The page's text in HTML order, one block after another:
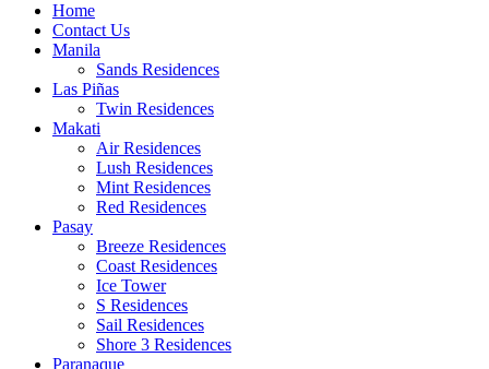
Home
Contact Us
Manila
Sands Residences
Las Piñas
Twin Residences
Makati
Air Residences
Lush Residences
Mint Residences
Red Residences
Pasay
Breeze Residences
Coast Residences
Ice Tower
S Residences
Sail Residences
Shore 3 Residences
Paranaque